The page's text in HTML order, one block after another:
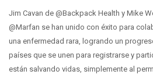
Jim Cavan de @Backpack Health y Mike
@Marfan se han unido con éxito para
una enfermedad rara, logrando un
países que se unen para registrarse y
están salvando vidas, simplemente al